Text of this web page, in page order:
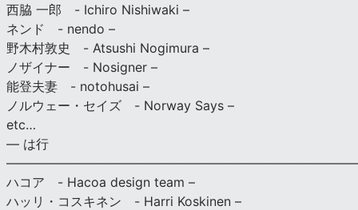
西脇 一郎 - Ichiro Nishiwaki –
ネンド - nendo –
野木村敦史 - Atsushi Nogimura –
ノザイナー - Nosigner –
能登夫妻 - notohusai –
ノルウェー・セイズ - Norway Says –
etc…
— は行
ハコア - Hacoa design team –
ハッリ・コスキネン - Harri Koskinen –